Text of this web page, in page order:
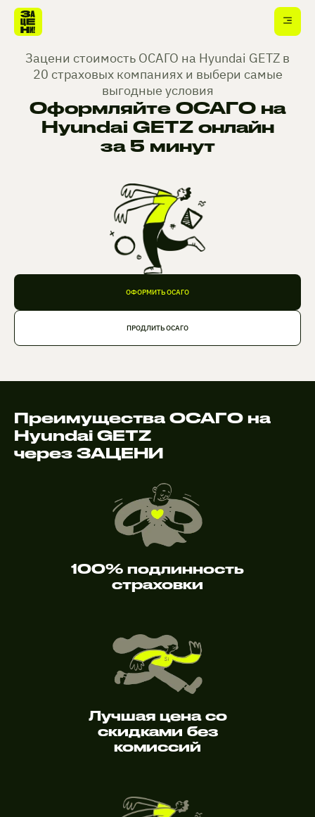
Зацени стоимость ОСАГО на Hyundai GETZ в
20 страховых компаниях и выбери самые
выгодные условия
Оформляйте ОСАГО на
Hyundai GETZ онлайн
за 5 минут
ОФОРМИТЬ ОСАГО
ПРОДЛИТЬ ОСАГО
Преимущества ОСАГО на
Hyundai GETZ
через ЗАЦЕНИ
100% подлинность
страховки
Лучшая цена со
скидками без
комиссий